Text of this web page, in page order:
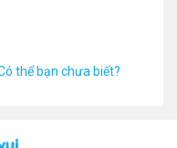
thể bạn chưa biết?